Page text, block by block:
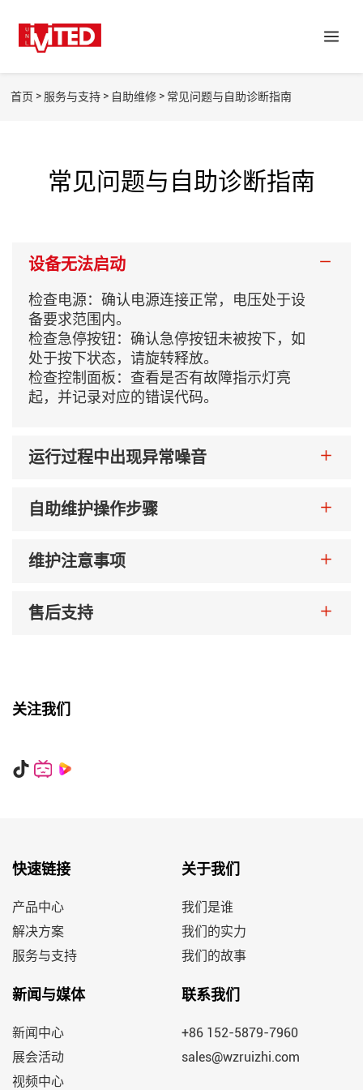
首页 > 服务与支持 > 自助维修 > 常见问题与自助诊断指南
常见问题与自助诊断指南
设备无法启动
检查电源：确认电源连接正常，电压处于设
备要求范围内。
检查急停按钮：确认急停按钮未被按下，如
处于按下状态，请旋转释放。
检查控制面板：查看是否有故障指示灯亮
起，并记录对应的错误代码。
运行过程中出现异常噪音
自助维护操作步骤
维护注意事项
售后支持
关注我们
快速链接
产品中心
解决方案
服务与支持
关于我们
我们是谁
我们的实力
我们的故事
新闻与媒体
新闻中心
展会活动
视频中心
联系我们
+86 152-5879-7960
sales@wzruizhi.com